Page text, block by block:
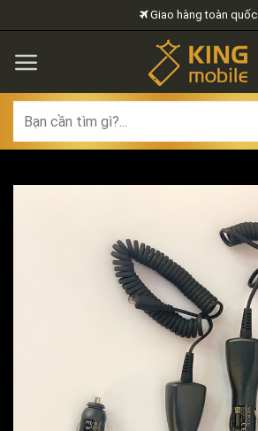
to
content
Giao hàng toàn quốc
for: